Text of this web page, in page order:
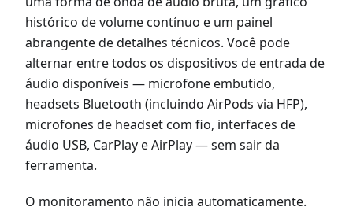
histórico de volume contínuo e um painel
abrangente de detalhes técnicos. Você pode
alternar entre todos os dispositivos de entrada de
áudio disponíveis — microfone embutido,
headsets Bluetooth (incluindo AirPods via HFP),
microfones de headset com fio, interfaces de
áudio USB, CarPlay e AirPlay — sem sair da
ferramenta.
O monitoramento não inicia automaticamente.